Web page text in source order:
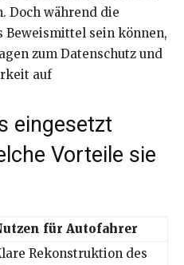
Doch während die
Beweismittel sein können,
zum Datenschutz und
auf
eingesetzt
Vorteile sie
für Autofahrer
Rekonstruktion des